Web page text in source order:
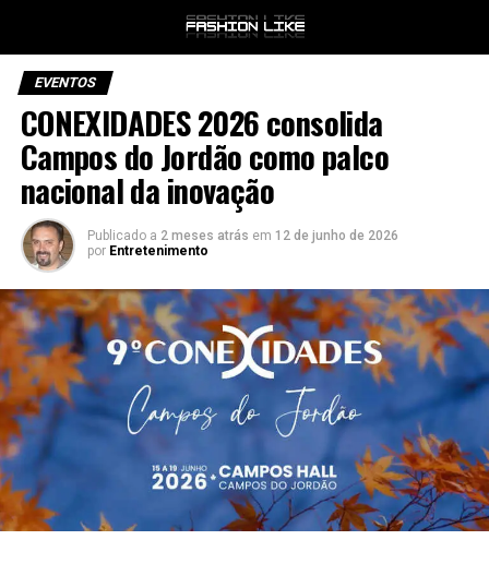
EVENTOS
CONEXIDADES 2026 consolida
Campos do Jordão como palco
nacional da inovação
Publicado a 2 meses atrás em 12 de junho de 2026
por Entretenimento